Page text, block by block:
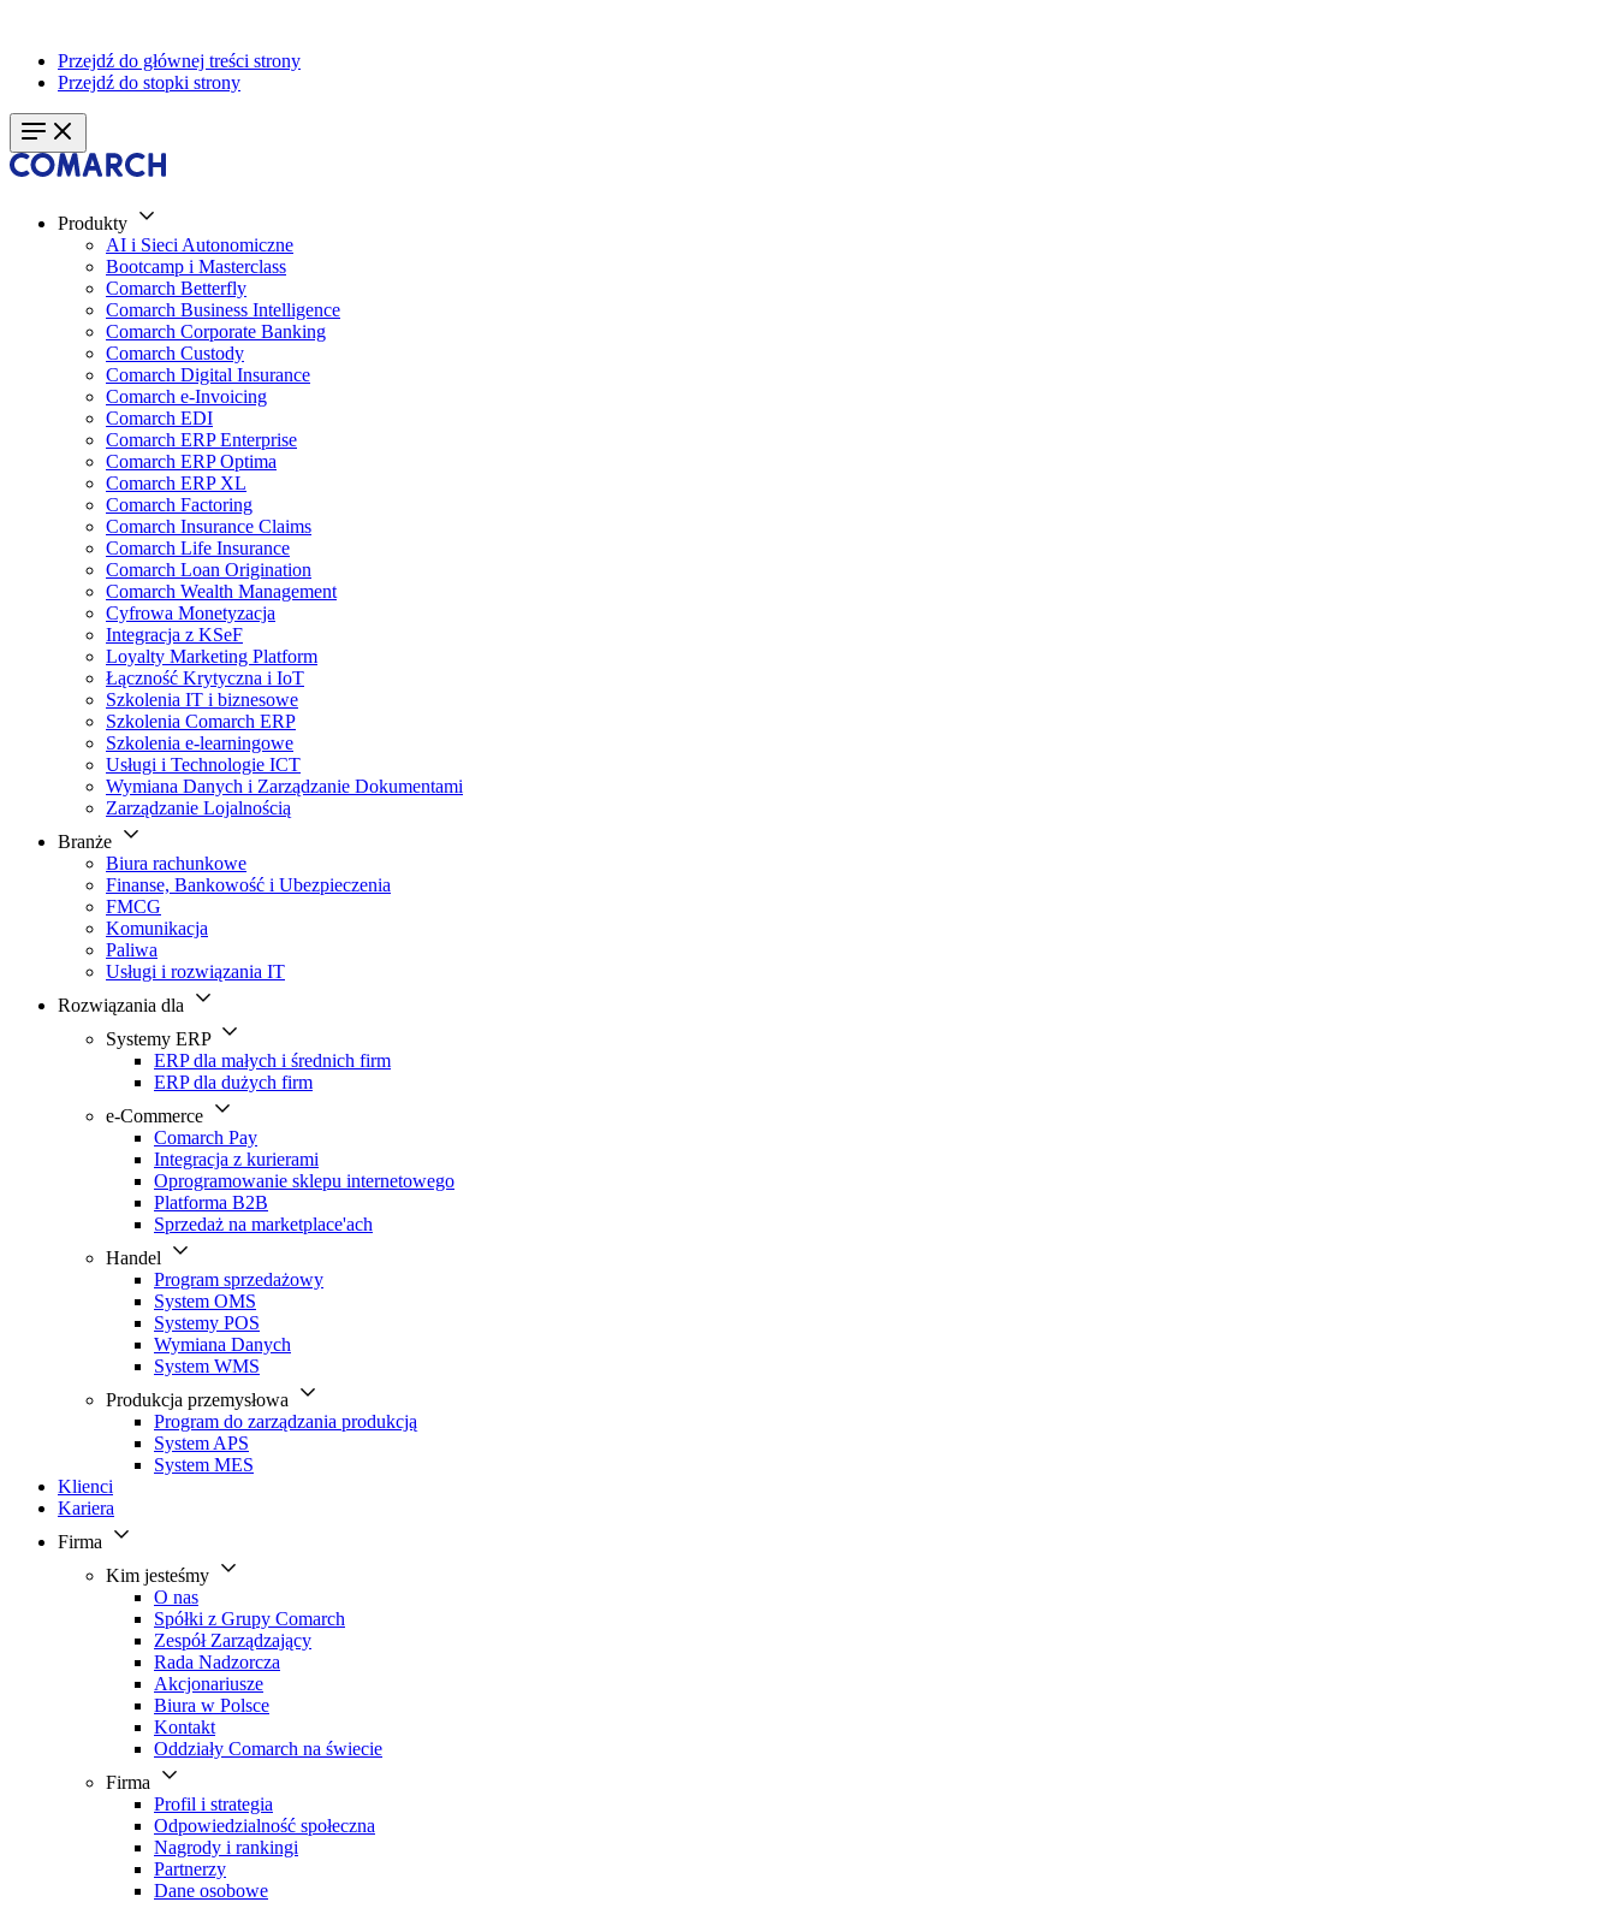
Przejdź do głównej treści strony
Przejdź do stopki strony
Produkty
AI i Sieci Autonomiczne
Bootcamp i Masterclass
Comarch Betterfly
Comarch Business Intelligence
Comarch Corporate Banking
Comarch Custody
Comarch Digital Insurance
Comarch e-Invoicing
Comarch EDI
Comarch ERP Enterprise
Comarch ERP Optima
Comarch ERP XL
Comarch Factoring
Comarch Insurance Claims
Comarch Life Insurance
Comarch Loan Origination
Comarch Wealth Management
Cyfrowa Monetyzacja
Integracja z KSeF
Loyalty Marketing Platform
Łączność Krytyczna i IoT
Szkolenia IT i biznesowe
Szkolenia Comarch ERP
Szkolenia e-learningowe
Usługi i Technologie ICT
Wymiana Danych i Zarządzanie Dokumentami
Zarządzanie Lojalnością
Branże
Biura rachunkowe
Finanse, Bankowość i Ubezpieczenia
FMCG
Komunikacja
Paliwa
Usługi i rozwiązania IT
Rozwiązania dla
Systemy ERP
ERP dla małych i średnich firm
ERP dla dużych firm
e-Commerce
Comarch Pay
Integracja z kurierami
Oprogramowanie sklepu internetowego
Platforma B2B
Sprzedaż na marketplace'ach
Handel
Program sprzedażowy
System OMS
Systemy POS
Wymiana Danych
System WMS
Produkcja przemysłowa
Program do zarządzania produkcją
System APS
System MES
Klienci
Kariera
Firma
Kim jesteśmy
O nas
Spółki z Grupy Comarch
Zespół Zarządzający
Rada Nadzorcza
Akcjonariusze
Biura w Polsce
Kontakt
Oddziały Comarch na świecie
Firma
Profil i strategia
Odpowiedzialność społeczna
Nagrody i rankingi
Partnerzy
Dane osobowe